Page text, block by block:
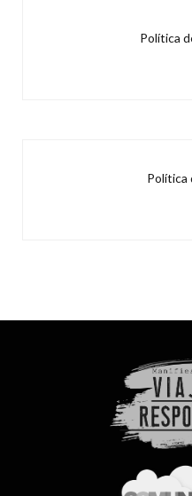
Política
Política